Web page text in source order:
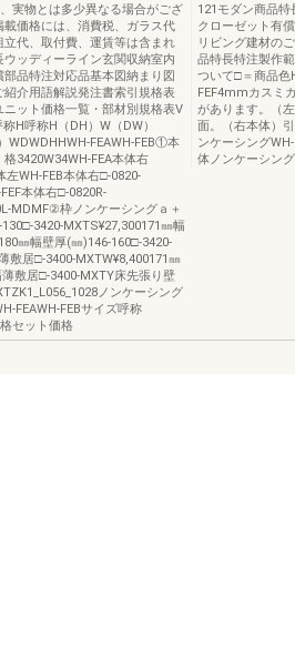
実物とは多少異なる場合がござ
価格には、消費税、ガラス代
立代、取付費、運賃等は含まれ
ッディーライン玄関収納室内
部品特注対応品基本図納まり図
介用語解説発注書索引規格表
ット価格一覧・部材別規格表V
H呼称H（DH）W（DW）
WDWDHHWH-FEAWH-FEB①本
3420W34WH-FEA本体右
WH-FEB本体右□-0820-
本体右□-0820R-
MDMF②枠ノンケーシングａ＋
3420-MXTS¥27,300171㎜幅
㎜幅壁厚(㎜)146-160□-3420-
敷居□-3400-MXTW¥8,400171㎜
敷居□-3400-MXTY床先張り壁
ノンケーシング
FEAWH-FEBサイズ呼称
セット価格
121モダン商品
クローゼット有
リビング建材の
品特長特注製作
ついて□＝商品
FEF4mmカスミ
があります。（
面。（右本体）
ンケーシング
体ノンケーシン